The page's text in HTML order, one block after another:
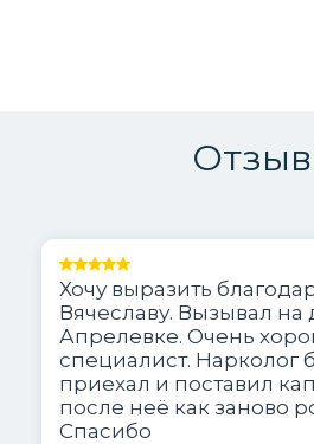
Хочу выразить
Вячеславу. Вызывал на
Апрелевке. Очень
специалист. Нарколог
приехал и поставил
после неё как заново
Спасибо